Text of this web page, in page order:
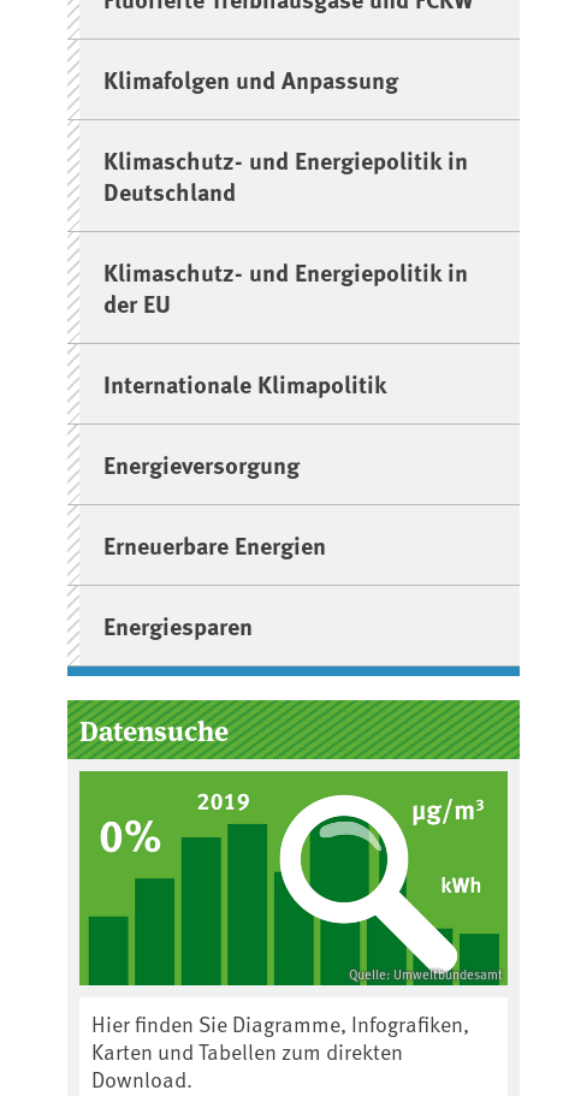
Klimafolgen und Anpassung
Klimaschutz- und Energiepolitik in
Deutschland
Klimaschutz- und Energiepolitik in
der EU
Internationale Klimapolitik
Energieversorgung
Erneuerbare Energien
Energiesparen
Datensuche
Quelle: Umweltbundesamt
Hier finden Sie Diagramme, Infografiken,
Karten und Tabellen zum direkten
Download.